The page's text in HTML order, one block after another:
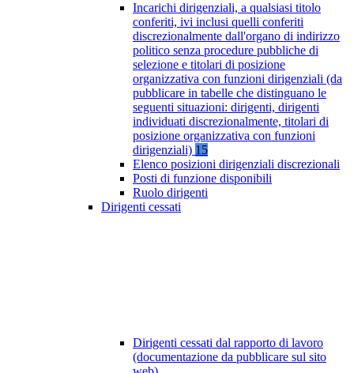
Incarichi dirigenziali, a qualsiasi titolo
conferiti, ivi inclusi quelli conferiti
discrezionalmente dall'organo di indirizzo
politico senza procedure pubbliche di
selezione e titolari di posizione
organizzativa con funzioni dirigenziali (da
pubblicare in tabelle che distinguano le
seguenti situazioni: dirigenti, dirigenti
individuati discrezionalmente, titolari di
posizione organizzativa con funzioni
dirigenziali) 15
Elenco posizioni dirigenziali discrezionali
Posti di funzione disponibili
Ruolo dirigenti
Dirigenti cessati
Dirigenti cessati dal rapporto di lavoro
(documentazione da pubblicare sul sito